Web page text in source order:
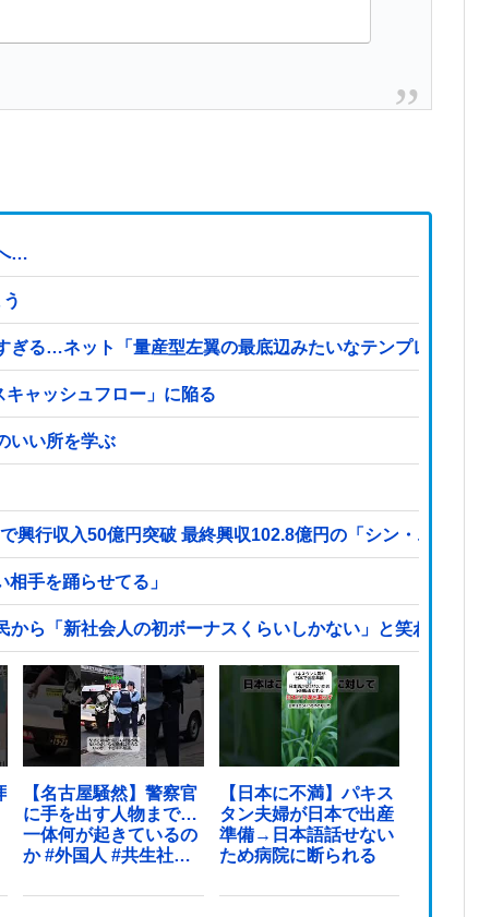
…
る…ネット「量産型左翼の最底辺みたいなテンプレ左翼カ
ャッシュフロー」に陥る
いい所を学ぶ
興行収入50億円突破 最終興収102.8億円の「シン・エヴァ」
手を踊らせてる」
ら「新社会人の初ボーナスくらいしかない」と笑われる他
【名古屋騒然】警察官
に手を出す人物まで…
一体何が起きているの
か #外国人 #共生社会
【日本に不満】パキス
タン夫婦が日本で出産
準備→日本語話せない
ため病院に断られる